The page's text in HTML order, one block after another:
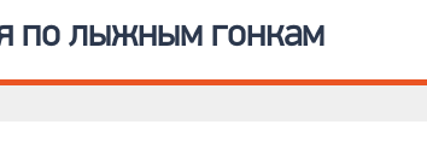
по лыжным гонкам